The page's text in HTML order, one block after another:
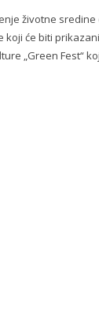
životne
koji će biti
„Green Fest“